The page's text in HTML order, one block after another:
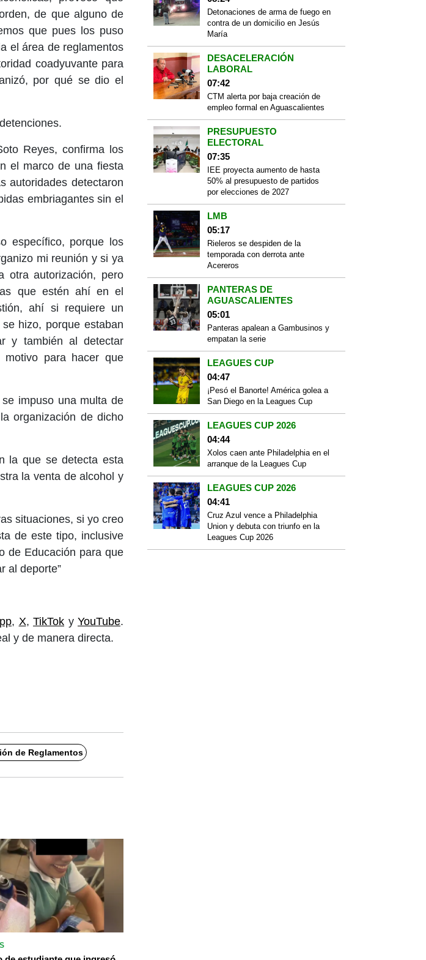
de que alguno de
que pues los puso
el área de reglamentos
coadyuvante para
por qué se dio el
Reyes, confirma los
el marco de una fiesta
autoridades detectaron
embriagantes sin el
específico, porque los
mi reunión y si ya
otra autorización, pero
que estén ahí en el
ahí si requiere un
hizo, porque estaban
y también al detectar
para hacer que
impuso una multa de
organización de dicho
la que se detecta esta
la venta de alcohol y
situaciones, si yo creo
de este tipo, inclusive
de Educación para que
al deporte”
, X, TikTok y YouTube.
y de manera directa.
de Reglamentos
Detonaciones de arma de fuego en
contra de un domicilio en Jesús
María
DESACELERACIÓN
LABORAL
07:42
CTM alerta por baja creación de
empleo formal en Aguascalientes
PRESUPUESTO
ELECTORAL
07:35
IEE proyecta aumento de hasta
50% al presupuesto de partidos
por elecciones de 2027
LMB
05:17
Rieleros se despiden de la
temporada con derrota ante
Acereros
PANTERAS DE
AGUASCALIENTES
05:01
Panteras apalean a Gambusinos y
empatan la serie
LEAGUES CUP
04:47
¡Pesó el Banorte! América golea a
San Diego en la Leagues Cup
LEAGUES CUP 2026
04:44
Xolos caen ante Philadelphia en el
arranque de la Leagues Cup
LEAGUES CUP 2026
04:41
Cruz Azul vence a Philadelphia
Union y debuta con triunfo en la
Leagues Cup 2026